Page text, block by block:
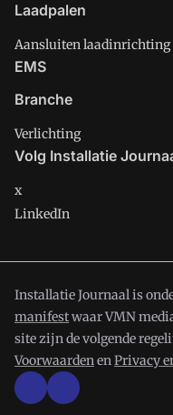
Laadpalen
Aansluiten laadinrichting
EMS
Branche
Verlichting
Volg Installatie
x
LinkedIn
Installatie Journaal is
manifestwaar VMN
site zijn de volgende
VoorwaardenenPrivacy